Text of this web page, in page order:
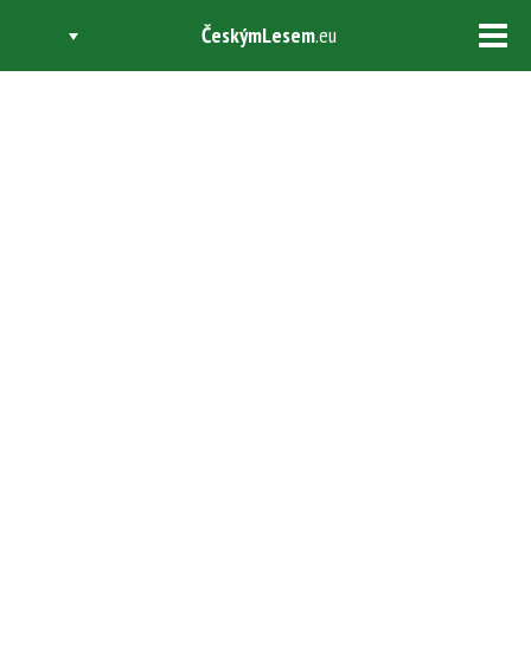
ČeskýmLesem.eu